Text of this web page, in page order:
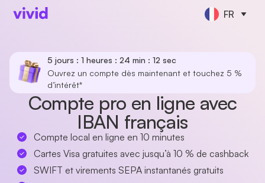
FR
5 jours : 1 heures : 24 min : 12 sec
Ouvrez un compte dès maintenant et touchez 5 %
d’intérêt*
Compte pro en ligne avec
IBAN français
Compte local en ligne en 10 minutes
Cartes Visa gratuites avec jusqu’à 10 % de cashback
SWIFT et virements SEPA instantanés gratuits